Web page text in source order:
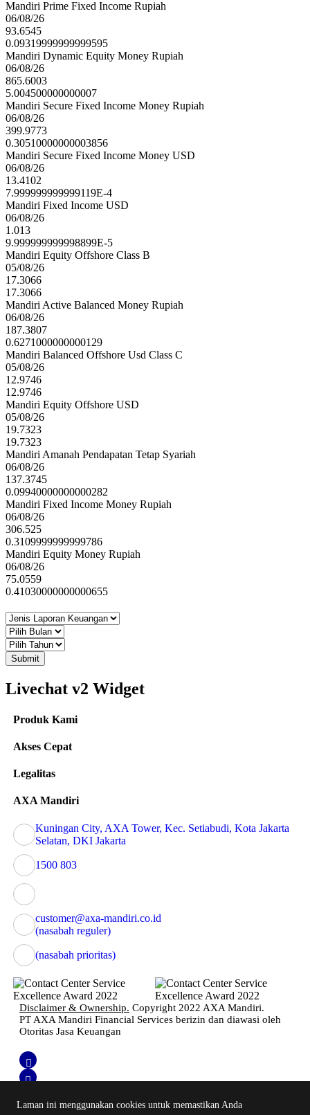
Laman ini menggunakan cookies untuk memastikan Anda
Mandiri Prime Fixed Income Rupiah
06/08/26
93.6545
0.09319999999999595
Mandiri Dynamic Equity Money Rupiah
06/08/26
865.6003
5.004500000000007
Mandiri Secure Fixed Income Money Rupiah
06/08/26
399.9773
0.30510000000003856
Mandiri Secure Fixed Income Money USD
06/08/26
13.4102
7.999999999999119E-4
Mandiri Fixed Income USD
06/08/26
1.013
9.999999999998899E-5
Mandiri Equity Offshore Class B
05/08/26
17.3066
17.3066
Mandiri Active Balanced Money Rupiah
06/08/26
187.3807
0.6271000000000129
Mandiri Balanced Offshore Usd Class C
05/08/26
12.9746
12.9746
Mandiri Equity Offshore USD
05/08/26
19.7323
19.7323
Mandiri Amanah Pendapatan Tetap Syariah
06/08/26
137.3745
0.09940000000000282
Mandiri Fixed Income Money Rupiah
06/08/26
306.525
0.3109999999999786
Mandiri Equity Money Rupiah
06/08/26
75.0559
0.41030000000000655
Submit
Livechat v2 Widget
Produk Kami
Akses Cepat
Legalitas
AXA Mandiri
Kuningan City, AXA Tower, Kec. Setiabudi, Kota Jakarta
Selatan, DKI Jakarta
1500 803
customer@axa-mandiri.co.id
(nasabah reguler)
(nasabah prioritas)
Disclaimer & Ownership. Copyright 2022 AXA Mandiri.
PT AXA Mandiri Financial Services berizin dan diawasi oleh
Otoritas Jasa Keuangan